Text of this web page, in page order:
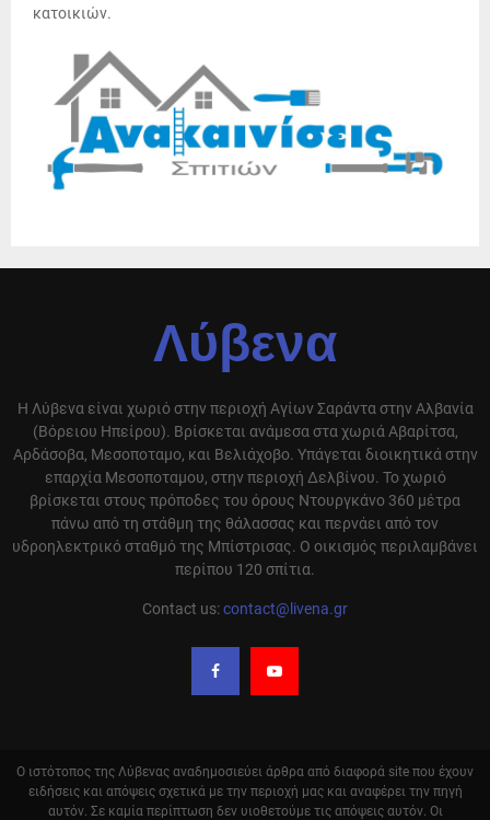
κατοικιών.
Λύβενα
Η Λύβενα είναι χωριό στην περιοχή Αγίων Σαράντα στην Αλβανία
(Βόρειου Ηπείρου). Βρίσκεται ανάμεσα στα χωριά Αβαρίτσα,
Αρδάσοβα, Μεσοποταμο, και Βελιάχοβο. Υπάγεται διοικητικά στην
επαρχία Μεσοποταμου, στην περιοχή Δελβίνου. Το χωριό
βρίσκεται στους πρόποδες του όρους Ντουργκάνο 360 μέτρα
πάνω από τη στάθμη της θάλασσας και περνάει από τον
υδροηλεκτρικό σταθμό της Μπίστρισας. Ο οικισμός περιλαμβάνει
περίπου 120 σπίτια.
Contact us:contact@livena.gr
Ο ιστότοπος της Λύβενας αναδημοσιεύει άρθρα από διαφορά site που έχουν
ειδήσεις και απόψεις σχετικά με την περιοχή μας και αναφέρει την πηγή
αυτόν. Σε καμία περίπτωση δεν υιοθετούμε τις απόψεις αυτόν. Οι